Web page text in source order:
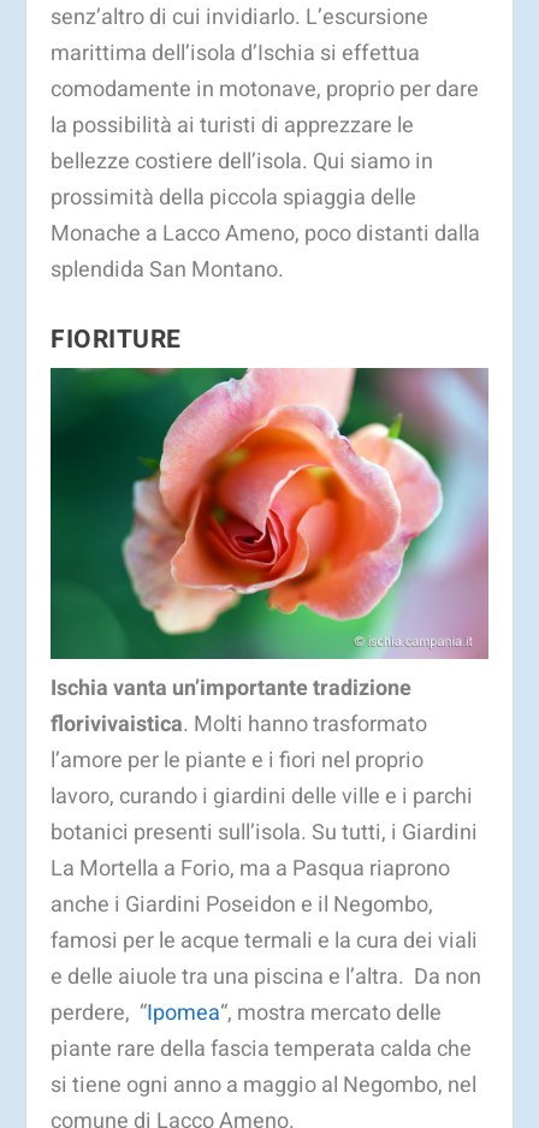
senz’altro di cui invidiarlo. L’escursione
marittima dell’isola d’Ischia si effettua
comodamente in motonave, proprio per dare
la possibilità ai turisti di apprezzare le
bellezze costiere dell’isola. Qui siamo in
prossimità della piccola spiaggia delle
Monache a Lacco Ameno, poco distanti dalla
splendida San Montano.
FIORITURE
Ischia vanta un’importante tradizione
florivivaistica. Molti hanno trasformato
l’amore per le piante e i fiori nel proprio
lavoro, curando i giardini delle ville e i parchi
botanici presenti sull’isola. Su tutti, i Giardini
La Mortella a Forio, ma a Pasqua riaprono
anche i Giardini Poseidon e il Negombo,
famosi per le acque termali e la cura dei viali
e delle aiuole tra una piscina e l’altra. Da non
perdere, “Ipomea“, mostra mercato delle
piante rare della fascia temperata calda che
si tiene ogni anno a maggio al Negombo, nel
comune di Lacco Ameno.